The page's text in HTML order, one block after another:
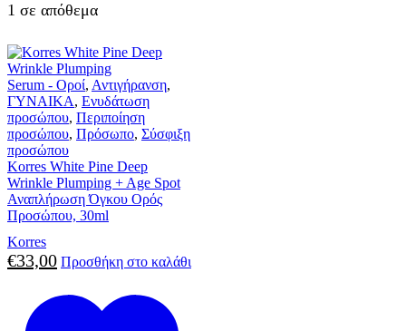
1 σε απόθεμα
Serum - Οροί, Αντιγήρανση,
ΓΥΝΑΙΚΑ, Ενυδάτωση
προσώπου, Περιποίηση
προσώπου, Πρόσωπο, Σύσφιξη
προσώπου
Korres White Pine Deep
Wrinkle Plumping + Age Spot
Αναπλήρωση Όγκου Ορός
Προσώπου, 30ml
Korres
€33,00 Προσθήκη στο καλάθι